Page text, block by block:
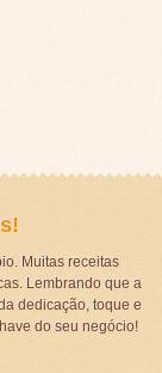
Muitas receitas
Lembrando que a
dedicação, toque e
do seu negócio!